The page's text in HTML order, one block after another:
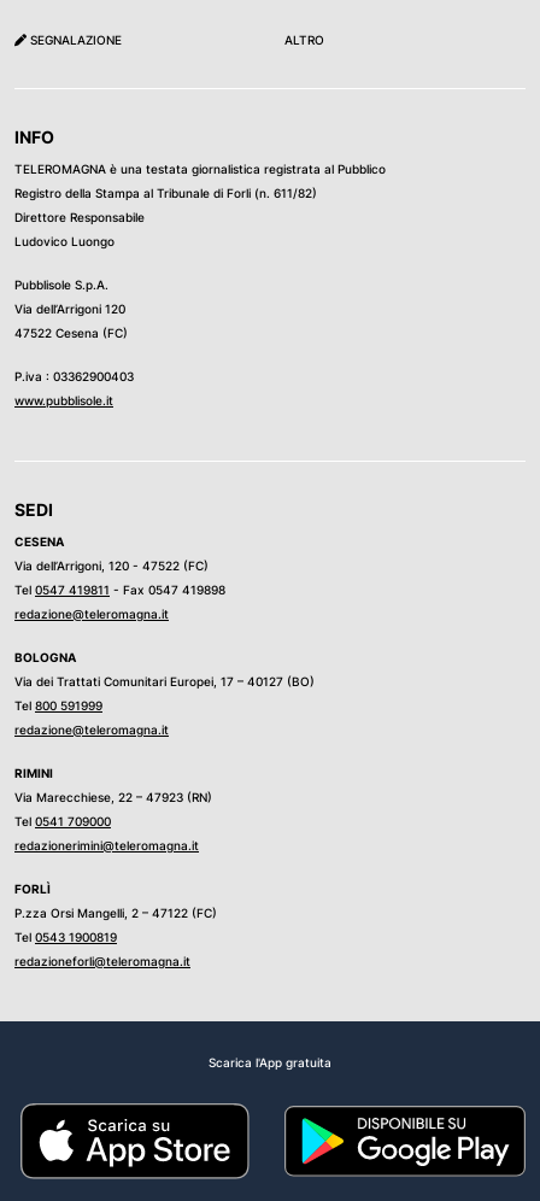
SEGNALAZIONE ALTRO
INFO
TELEROMAGNA è una testata giornalistica registrata al Pubblico
Registro della Stampa al Tribunale di Forli (n. 611/82)
Direttore Responsabile
Ludovico Luongo
Pubblisole S.p.A.
Via dell’Arrigoni 120
47522 Cesena (FC)
P.iva : 03362900403
www.pubblisole.it
SEDI
CESENA
Via dell’Arrigoni, 120 - 47522 (FC)
Tel 0547 419811 - Fax 0547 419898
redazione@teleromagna.it
BOLOGNA
Via dei Trattati Comunitari Europei, 17 – 40127 (BO)
Tel 800 591999
redazione@teleromagna.it
RIMINI
Via Marecchiese, 22 – 47923 (RN)
Tel 0541 709000
redazionerimini@teleromagna.it
FORLÌ
P.zza Orsi Mangelli, 2 – 47122 (FC)
Tel 0543 1900819
redazioneforli@teleromagna.it
Scarica l'App gratuita